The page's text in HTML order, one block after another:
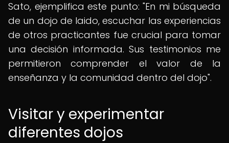
Sato, ejemplifica este punto: "En mi búsqueda
de un dojo de Iaido, escuchar las experiencias
de otros practicantes fue crucial para tomar
una decisión informada. Sus testimonios me
permitieron comprender el valor de la
enseñanza y la comunidad dentro del dojo".
Visitar y experimentar
diferentes dojos